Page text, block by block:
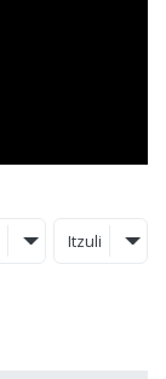
Itzuli